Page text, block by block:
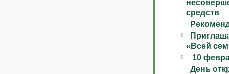
средств
«Всей
10
День